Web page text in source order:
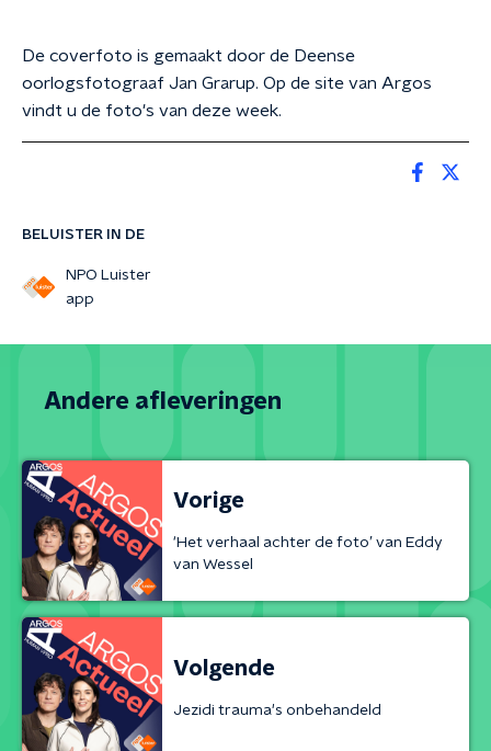
BELUISTER IN DE
NPO Luister
app
De coverfoto is gemaakt door de Deense
oorlogsfotograaf Jan Grarup. Op de site van Argos
vindt u de foto's van deze week.
Andere afleveringen
Vorige
‘Het verhaal achter de foto’ van Eddy
van Wessel
Volgende
Jezidi trauma's onbehandeld